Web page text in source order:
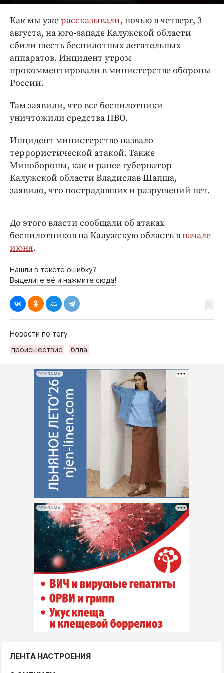
Интересное чтиво
Клиника года
Бренд года
Работодатель года
Как мы ужерассказывали, ночью в четверг, 3
августа, на юго-западе Калужской области
сбили шесть беспилотных летательных
аппаратов. Инцидент утром
прокомментировали в министерстве обороны
России.
Там заявили, что все беспилотники
уничтожили средства ПВО.
Инцидент министерство назвало
террористической атакой. Также
Минобороны, как и ранее губернатор
Калужской области Владислав Шапша,
заявило, что пострадавших и разрушений нет.
До этого власти сообщали об атаках
беспилотников на Калужскую область вначале
июня.
Нашли в тексте ошибку?
Выделите её и нажмите сюда!
Новости по тегу
происшествие
бпла
РЕКЛАМА
РЕКЛАМА
ЛЕНТА НАСТРОЕНИЯ